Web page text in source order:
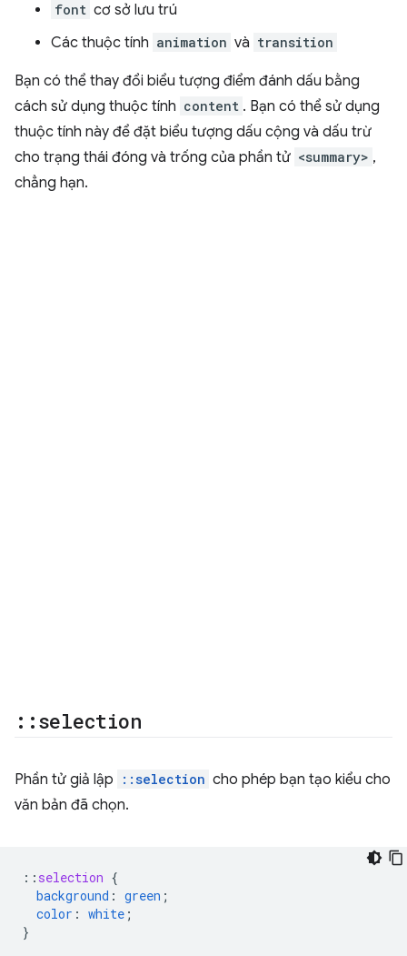
font cơ sở lưu trú
Các thuộc tính animation và transition
Bạn có thể thay đổi biểu tượng điểm đánh dấu bằng
cách sử dụng thuộc tính content . Bạn có thể sử dụng
thuộc tính này để đặt biểu tượng dấu cộng và dấu trừ
cho trạng thái đóng và trống của phần tử <summary> ,
chẳng hạn.
::selection
Phần tử giả lập ::selection cho phép bạn tạo kiểu cho
văn bản đã chọn.
:: selection {
background : green ;
color : white ;
}